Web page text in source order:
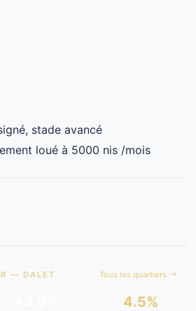
stade avancé
loué à 5000 nis /mois
— DALET Tous les quartiers
4.5%